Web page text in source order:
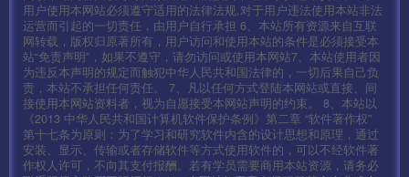
签名工具 很多这里不做演示了
PS:安卓 修改 mir2.zip 苹果修改mir264.zip 不用两个都一起
改也可以的
我使用模拟器 不签名也可以
用户使用本网站必须遵守适用的法律法规,对于用户违法使用本站非法
运营而引起的一切责任，由用户自行承担 6、本站所有资源来自互联
网转载，版权归原著所有，用户访问和使用本站的条件是必须接受本
站“免责声明”，如果不遵守，请勿访问或使用本网站7、本站使用者因
为违反本声明的规定而触犯中华人民共和国法律的，一切后果自己负
责，本站不承担任何责任。 7、凡以任何方式登陆本网站或直接、间
接使用本网站资料者，视为自愿接受本网站声明的约束。 8、本站以
《2013 中华人民共和国计算机软件保护条例》第二章 “软件著作权”
第十七条为原则：为了学习和研究软件内含的设计思想和原理，通过
安装、显示、传输或者存储软件等方式使用软件的，可以不经软件著
作权人许可，不向其支付报酬。若有学员需要商用本站资源，请务必